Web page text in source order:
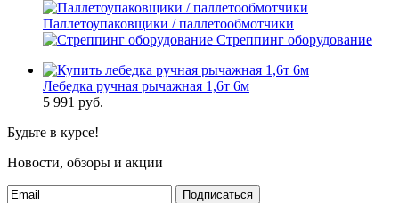
Паллетоупаковщики / паллетообмотчики
Стреппинг оборудование
Лебедка ручная рычажная 1,6т 6м
5 991 руб.
Будьте в курсе!
Новости, обзоры и акции
Подписаться